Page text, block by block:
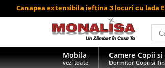
Canapea extensibila ieftina 3 locuri cu lada
Mobila
vezi toate
Camere Copii
Dormitor Copii si